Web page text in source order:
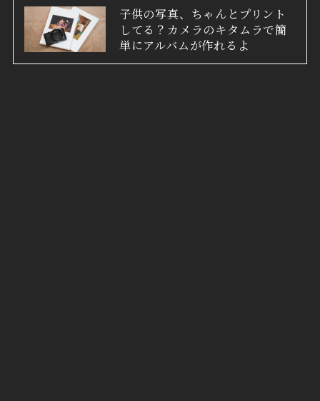
子供の写真、ちゃんとプリント
してる？カメラのキタムラで簡
単にアルバムが作れるよ